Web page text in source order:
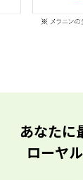
あなたに
ローヤ